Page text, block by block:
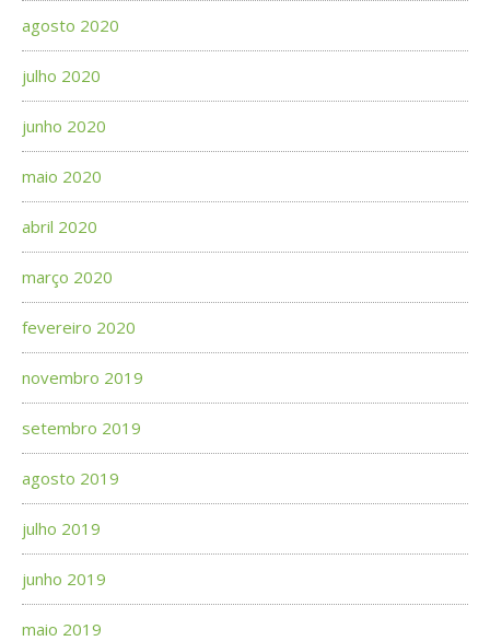
agosto 2020
julho 2020
junho 2020
maio 2020
abril 2020
março 2020
fevereiro 2020
novembro 2019
setembro 2019
agosto 2019
julho 2019
junho 2019
maio 2019